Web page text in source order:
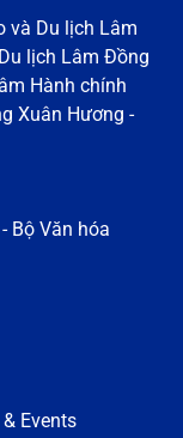
và Du lịch Lâm
lịch Lâm Đồng
Hành chính
Xuân Hương -
Bộ Văn hóa
Events